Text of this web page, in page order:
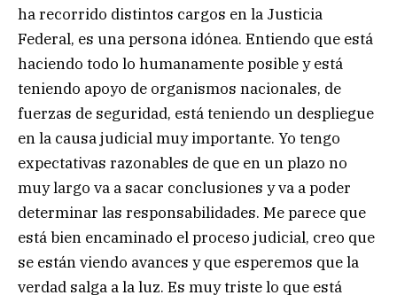
ha recorrido distintos cargos en la Justicia
Federal, es una persona idónea. Entiendo que está
haciendo todo lo humanamente posible y está
teniendo apoyo de organismos nacionales, de
fuerzas de seguridad, está teniendo un despliegue
en la causa judicial muy importante. Yo tengo
expectativas razonables de que en un plazo no
muy largo va a sacar conclusiones y va a poder
determinar las responsabilidades. Me parece que
está bien encaminado el proceso judicial, creo que
se están viendo avances y que esperemos que la
verdad salga a la luz. Es muy triste lo que está